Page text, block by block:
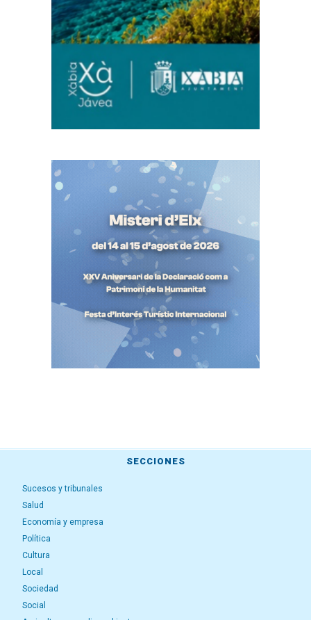
SECCIONES
Sucesos y tribunales
Salud
Economía y empresa
Política
Cultura
Local
Sociedad
Social